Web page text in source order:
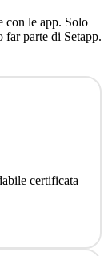
con le app. Solo
far parte di Setapp.
certificata